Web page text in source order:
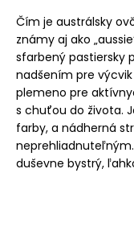
Čím je austrálsky
známy aj ako
sfarbený pastiersky
nadšením pre
plemeno pre
s chuťou do života.
farby, a nádherná
duševne bystrý,